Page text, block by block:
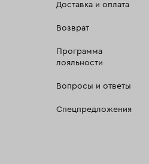
Доставка и оплата
Возврат
Программа
лояльности
Вопросы и ответы
Спецпредложения